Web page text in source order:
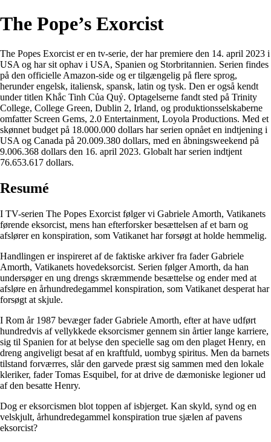
The Pope’s Exorcist
The Popes Exorcist er en tv-serie, der har premiere den 14. april 2023 i
USA og har sit ophav i USA, Spanien og Storbritannien. Serien findes
på den officielle Amazon-side og er tilgængelig på flere sprog,
herunder engelsk, italiensk, spansk, latin og tysk. Den er også kendt
under titlen Khắc Tinh Của Quỷ. Optagelserne fandt sted på Trinity
College, College Green, Dublin 2, Irland, og produktionsselskaberne
omfatter Screen Gems, 2.0 Entertainment, Loyola Productions. Med et
skønnet budget på 18.000.000 dollars har serien opnået en indtjening i
USA og Canada på 20.009.380 dollars, med en åbningsweekend på
9.006.368 dollars den 16. april 2023. Globalt har serien indtjent
76.653.617 dollars.
Resumé
I TV-serien The Popes Exorcist følger vi Gabriele Amorth, Vatikanets
førende eksorcist, mens han efterforsker besættelsen af et barn og
afslører en konspiration, som Vatikanet har forsøgt at holde hemmelig.
Handlingen er inspireret af de faktiske arkiver fra fader Gabriele
Amorth, Vatikanets hovedeksorcist. Serien følger Amorth, da han
undersøger en ung drengs skræmmende besættelse og ender med at
afsløre en århundredegammel konspiration, som Vatikanet desperat har
forsøgt at skjule.
I Rom år 1987 bevæger fader Gabriele Amorth, efter at have udført
hundredvis af vellykkede eksorcismer gennem sin årtier lange karriere,
sig til Spanien for at belyse den specielle sag om den plaget Henry, en
dreng angiveligt besat af en kraftfuld, uombyg spiritus. Men da barnets
tilstand forværres, slår den garvede præst sig sammen med den lokale
kleriker, fader Tomas Esquibel, for at drive de dæmoniske legioner ud
af den besatte Henry.
Dog er eksorcismen blot toppen af isbjerget. Kan skyld, synd og en
velskjult, århundredegammel konspiration true sjælen af pavens
eksorcist?